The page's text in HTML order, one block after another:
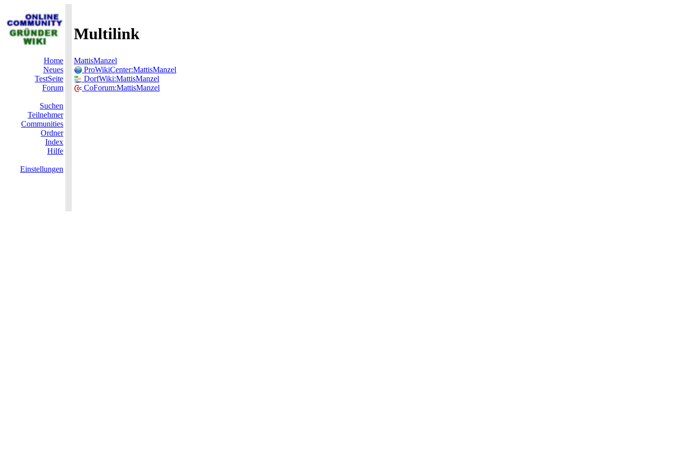
Multilink
Home
Neues
TestSeite
Forum
Suchen
Teilnehmer
Communities
Ordner
Index
Hilfe
Einstellungen
MattisManzel
ProWikiCenter:MattisManzel
DorfWiki:MattisManzel
CoForum:MattisManzel